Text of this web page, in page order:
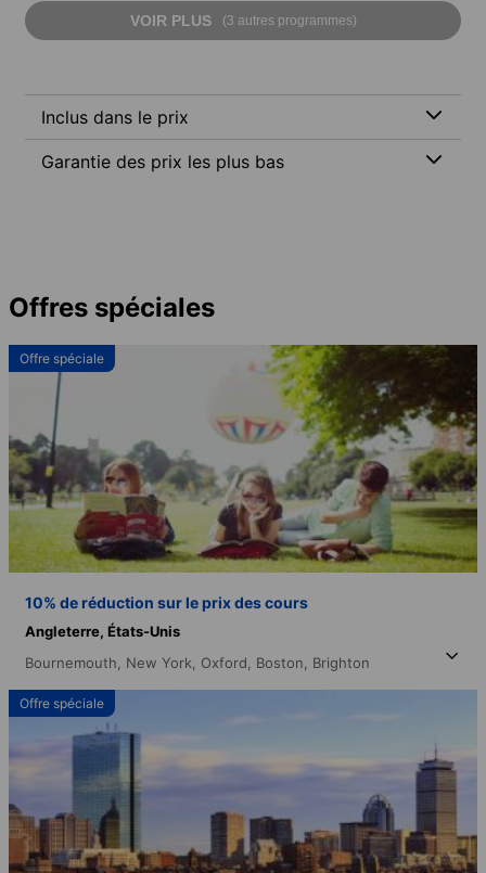
VOIR PLUS (3 autres programmes)
Inclus dans le prix
Garantie des prix les plus bas
Offres spéciales
Offre spéciale
10% de réduction sur le prix des cours
Angleterre, États-Unis
Bournemouth, New York, Oxford, Boston, Brighton
Offre spéciale